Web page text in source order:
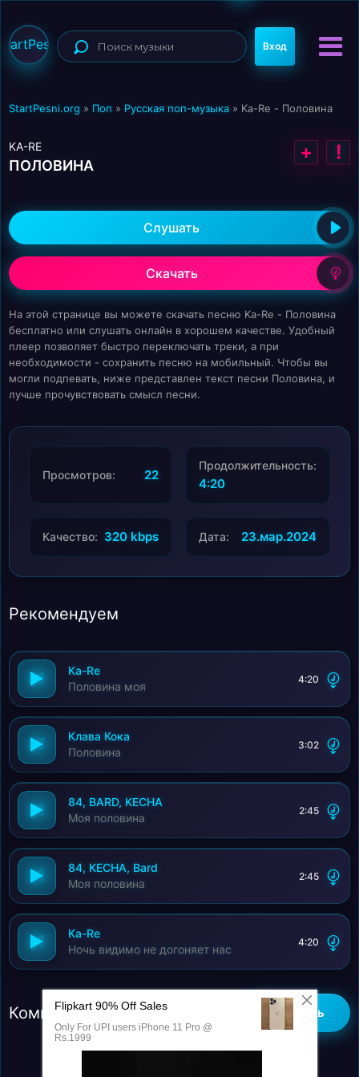
Вход
StartPesni.org » Поп » Русская поп-музыка » Ka-Re - Половина
KA-RE
ПОЛОВИНА
+ !
Слушать
Скачать
На этой странице вы можете скачать песню Ka-Re - Половина
бесплатно или слушать онлайн в хорошем качестве. Удобный
плеер позволяет быстро переключать треки, а при
необходимости - сохранить песню на мобильный. Чтобы вы
могли подпевать, ниже представлен текст песни Половина, и
лучше прочувствовать смысл песни.
Просмотров: 22
Продолжительность:
4:20
Качество: 320 kbps Дата: 23.мар.2024
Рекомендуем
Ka-Re
Половина моя
4:20
Клава Кока
Половина
3:02
84, BARD, KECHA
Моя половина
2:45
84, KECHA, Bard
Моя половина
2:45
Ka-Re
Ночь видимо не догоняет нас
4:20
Комментарии (0) Добавить